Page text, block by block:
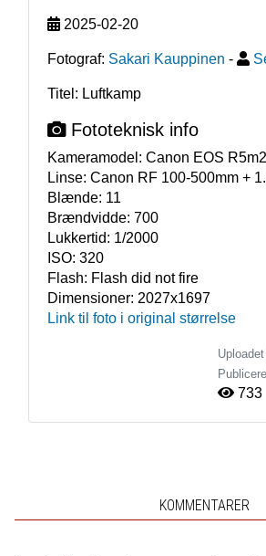
2025-02-20
Fotograf: Sakari Kauppinen -
Titel: Luftkamp
Fototeknisk info
Kameramodel: Canon EOS R5m2
Linse: Canon RF 100-500mm +
Blænde: 11
Brændvidde: 700
Lukkertid: 1/2000
ISO: 320
Flash: Flash did not fire
Dimensioner: 2027x1697
Link til foto i original størrelse
733
KOMMENTARER